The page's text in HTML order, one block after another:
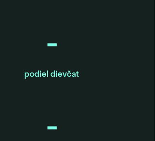
-
podiel dievčat
-